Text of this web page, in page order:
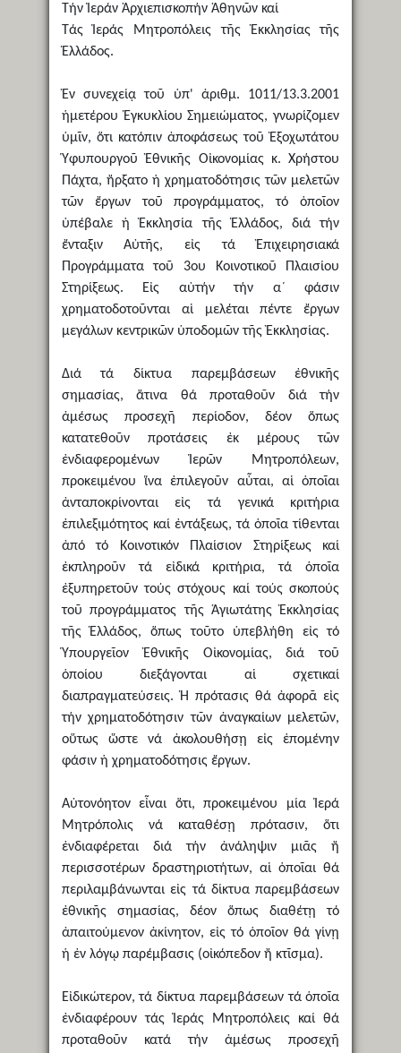
Τήν Ἱεράν Ἀρχιεπισκοπήν Ἀθηνῶν καί
Τάς Ἱεράς Μητροπόλεις τῆς Ἐκκλησίας τῆς
Ἑλλάδος.
Ἐν συνεχείᾳ τοῦ ὑπ' ἀριθμ. 1011/13.3.2001
ἡμετέρου Ἐγκυκλίου Σημειώματος, γνωρίζομεν
ὑμῖν, ὅτι κατόπιν ἀποφάσεως τοῦ Ἐξοχωτάτου
Ὑφυπουργοῦ Ἐθνικῆς Οἰκονομίας κ. Χρήστου
Πάχτα, ἤρξατο ἡ χρηματοδότησις τῶν μελετῶν
τῶν ἔργων τοῦ προγράμματος, τό ὁποῖον
ὑπέβαλε ἡ Ἐκκλησία τῆς Ἑλλάδος, διά τήν
ἔνταξιν Αὐτῆς, εἰς τά Ἐπιχειρησιακά
Προγράμματα τοῦ 3ου Κοινοτικοῦ Πλαισίου
Στηρίξεως. Εἰς αὐτήν τήν α´ φάσιν
χρηματοδοτοῦνται αἱ μελέται πέντε ἔργων
μεγάλων κεντρικῶν ὑποδομῶν τῆς Ἐκκλησίας.
Διά τά δίκτυα παρεμβάσεων ἐθνικῆς
σημασίας, ἅτινα θά προταθοῦν διά τήν
ἀμέσως προσεχῆ περίοδον, δέον ὅπως
κατατεθοῦν προτάσεις ἐκ μέρους τῶν
ἐνδιαφερομένων Ἱερῶν Μητροπόλεων,
προκειμένου ἵνα ἐπιλεγοῦν αὗται, αἱ ὁποῖαι
ἀνταποκρίνονται εἰς τά γενικά κριτήρια
ἐπιλεξιμότητος καί ἐντάξεως, τά ὁποῖα τίθενται
ἀπό τό Κοινοτικόν Πλαίσιον Στηρίξεως καί
ἐκπληροῦν τά εἰδικά κριτήρια, τά ὁποῖα
ἐξυπηρετοῦν τούς στόχους καί τούς σκοπούς
τοῦ προγράμματος τῆς Ἁγιωτάτης Ἐκκλησίας
τῆς Ἑλλάδος, ὅπως τοῦτο ὑπεβλήθη εἰς τό
Ὑπουργεῖον Ἐθνικῆς Οἰκονομίας, διά τοῦ
ὁποίου διεξάγονται αἱ σχετικαί
διαπραγματεύσεις. Ἡ πρότασις θά ἀφορᾶ εἰς
τήν χρηματοδότησιν τῶν ἀναγκαίων μελετῶν,
οὕτως ὥστε νά ἀκολουθήσῃ εἰς ἑπομένην
φάσιν ἡ χρηματοδότησις ἔργων.
Αὐτονόητον εἶναι ὅτι, προκειμένου μία Ἱερά
Μητρόπολις νά καταθέσῃ πρότασιν, ὅτι
ἐνδιαφέρεται διά τήν ἀνάληψιν μιᾶς ἤ
περισσοτέρων δραστηριοτήτων, αἱ ὁποῖαι θά
περιλαμβάνωνται εἰς τά δίκτυα παρεμβάσεων
ἐθνικῆς σημασίας, δέον ὅπως διαθέτῃ τό
ἀπαιτούμενον ἀκίνητον, εἰς τό ὁποῖον θά γίνῃ
ἡ ἐν λόγῳ παρέμβασις (οἰκόπεδον ἤ κτῖσμα).
Εἰδικώτερον, τά δίκτυα παρεμβάσεων τά ὁποῖα
ἐνδιαφέρουν τάς Ἱεράς Μητροπόλεις καί θά
προταθοῦν κατά τήν ἀμέσως προσεχῆ